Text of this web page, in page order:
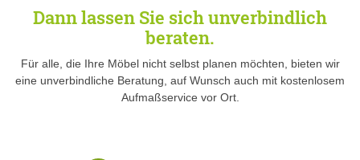
Dann lassen Sie sich unverbindlich
beraten.
Für alle, die Ihre Möbel nicht selbst planen möchten, bieten wir
eine unverbindliche Beratung, auf Wunsch auch mit kostenlosem
Aufmaßservice vor Ort.